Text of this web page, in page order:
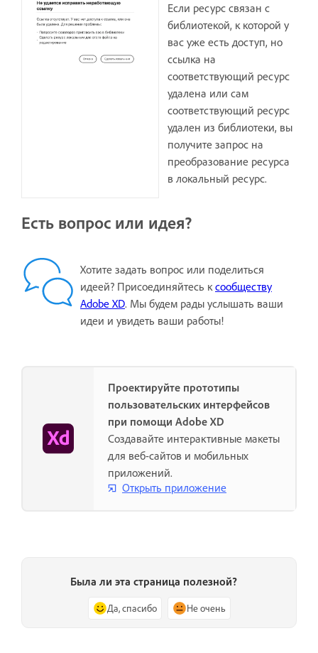
Если ресурс связан с
библиотекой, к которой у
вас уже есть доступ, но
ссылка на
соответствующий ресурс
удалена или сам
соответствующий ресурс
удален из библиотеки, вы
получите запрос на
преобразование ресурса
в локальный ресурс.
Есть вопрос или идея?
Хотите задать вопрос или поделиться
идеей? Присоединяйтесь к сообществу
Adobe XD. Мы будем рады услышать ваши
идеи и увидеть ваши работы!
Проектируйте прототипы
пользовательских интерфейсов
при помощи Adobe XD
Создавайте интерактивные макеты
для веб-сайтов и мобильных
приложений.
Открыть приложение
Была ли эта страница полезной?
Да, спасибо Не очень